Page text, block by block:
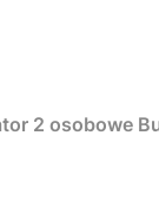
2 osobowe